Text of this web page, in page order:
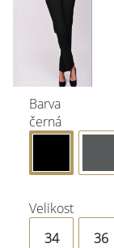
Barva
černá
Velikost
34
36